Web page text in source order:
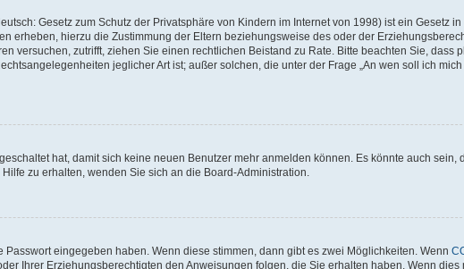
Gesetz zum Schutz der Privatsphäre von Kindern im Internet von 1998) ist ein Gesetz
erheben, hierzu die Zustimmung der Eltern beziehungsweise des oder der
versuchen, zutrifft, ziehen Sie einen rechtlichen Beistand zu Rate. Bitte beachten Sie, dass
jeglicher Art ist; außer solchen, die unter der Frage „An wen soll ich
hat, damit sich keine neuen Benutzer mehr anmelden können. Es könnte auch sein,
zu erhalten, wenden Sie sich an die Board-Administration.
eingegeben haben. Wenn diese stimmen, dann gibt es zwei Möglichkeiten. Wenn
Ihrer Erziehungsberechtigten den Anweisungen folgen, die Sie erhalten haben. Wenn dies